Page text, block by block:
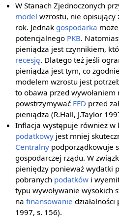
W Stanach Zjednoczonych
model wzrostu, nie opisujący
rok. Jednak gospodarka
potencjalnego PKB.
pieniądza jest czynnikiem,
recesję. Dlatego też jeśli
pieniądza jest tym, co
modelem wzrostu jest
to obawa przed wywołaniem
powstrzymywać FED przed
pieniądza (R.Hall, J.Taylor
Inflacja występuje również w
podatkowy jest mniej
Centralny podporządkowuje
gospodarczej rządu. W
pieniędzy ponieważ wydatki
pobranych podatków i
typu wywoływanie wysokich
nafinansowanie działalności
1997, s. 156).